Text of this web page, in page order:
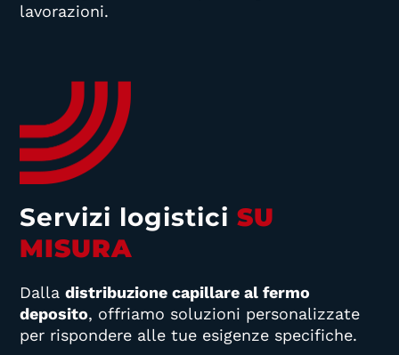
lavorazioni.
Servizi logisticiSU
MISURA
Dalladistribuzione capillare al fermo
deposito, offriamo soluzioni personalizzate
per rispondere alle tue esigenze specifiche.